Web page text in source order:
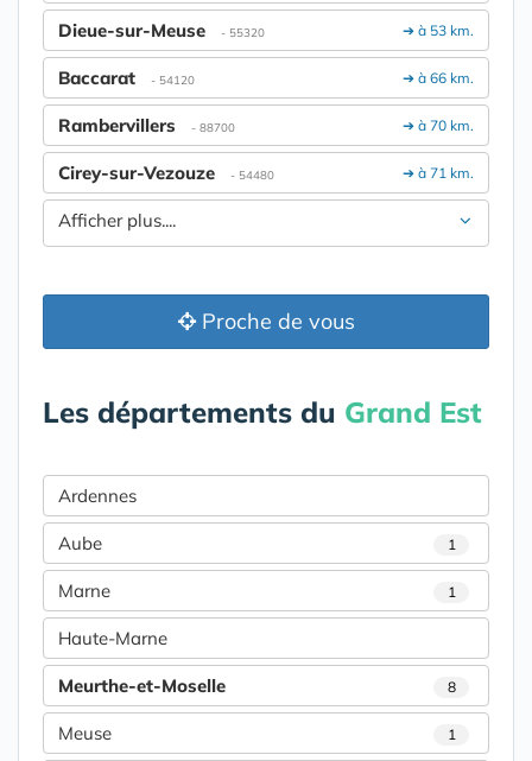
➔ à 53 km.
Dieue-sur-Meuse - 55320
➔ à 66 km.
Baccarat - 54120
➔ à 70 km.
Rambervillers - 88700
➔ à 71 km.
Cirey-sur-Vezouze - 54480
Afficher plus....
Proche de vous
Les départements du Grand Est
Ardennes
Aube 1
Marne 1
Haute-Marne
Meurthe-et-Moselle 8
Meuse 1